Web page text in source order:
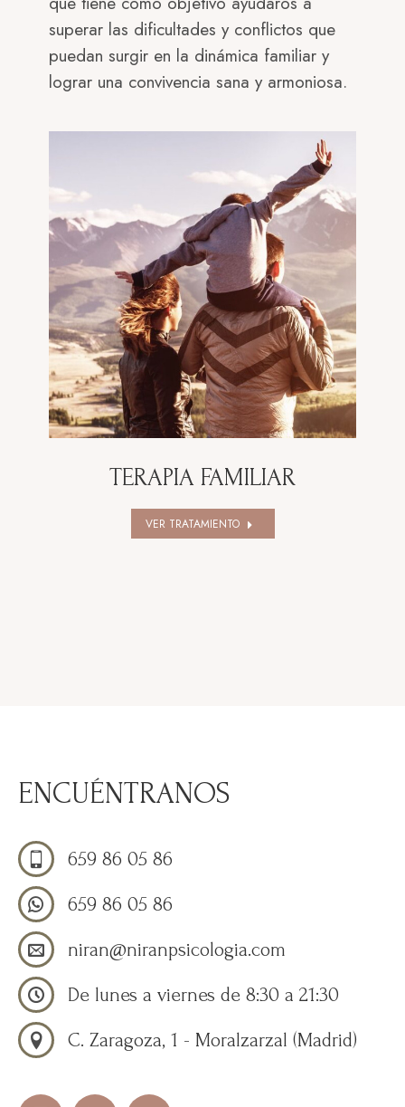
superar las dificultades y conflictos que
puedan surgir en la dinámica familiar y
lograr una convivencia sana y armoniosa.
TERAPIA FAMILIAR
VER TRATAMIENTO
ENCUÉNTRANOS
659 86 05 86
659 86 05 86
niran@niranpsicologia.com
De lunes a viernes de 8:30 a 21:30
C. Zaragoza, 1 - Moralzarzal (Madrid)